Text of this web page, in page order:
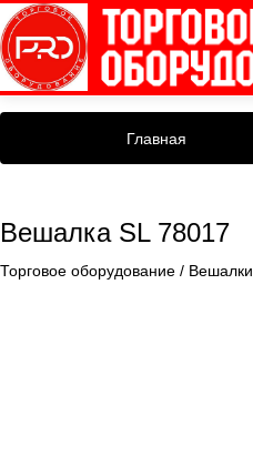
Главная
Вешалка SL 78017
Торговое оборудование / Вешалки